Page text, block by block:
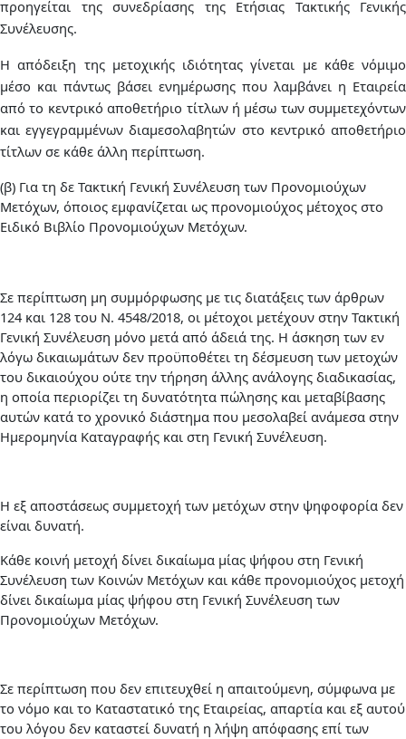
προηγείται της συνεδρίασης της Ετήσιας Τακτικής Γενικής
Συνέλευσης.
Η απόδειξη της μετοχικής ιδιότητας γίνεται με κάθε νόμιμο
μέσο και πάντως βάσει ενημέρωσης που λαμβάνει η Εταιρεία
από το κεντρικό αποθετήριο τίτλων ή μέσω των συμμετεχόντων
και εγγεγραμμένων διαμεσολαβητών στο κεντρικό αποθετήριο
τίτλων σε κάθε άλλη περίπτωση.
(β) Για τη δε Τακτική Γενική Συνέλευση των Προνομιούχων
Μετόχων, όποιος εμφανίζεται ως προνομιούχος μέτοχος στο
Ειδικό Βιβλίο Προνομιούχων Μετόχων.
Σε περίπτωση μη συμμόρφωσης με τις διατάξεις των άρθρων
124 και 128 του Ν. 4548/2018, οι μέτοχοι μετέχουν στην Τακτική
Γενική Συνέλευση μόνο μετά από άδειά της. Η άσκηση των εν
λόγω δικαιωμάτων δεν προϋποθέτει τη δέσμευση των μετοχών
του δικαιούχου ούτε την τήρηση άλλης ανάλογης διαδικασίας,
η οποία περιορίζει τη δυνατότητα πώλησης και μεταβίβασης
αυτών κατά το χρονικό διάστημα που μεσολαβεί ανάμεσα στην
Ημερομηνία Καταγραφής και στη Γενική Συνέλευση.
Η εξ αποστάσεως συμμετοχή των μετόχων στην ψηφοφορία δεν
είναι δυνατή.
Κάθε κοινή μετοχή δίνει δικαίωμα μίας ψήφου στη Γενική
Συνέλευση των Κοινών Μετόχων και κάθε προνομιούχος μετοχή
δίνει δικαίωμα μίας ψήφου στη Γενική Συνέλευση των
Προνομιούχων Μετόχων.
Σε περίπτωση που δεν επιτευχθεί η απαιτούμενη, σύμφωνα με
το νόμο και το Καταστατικό της Εταιρείας, απαρτία και εξ αυτού
του λόγου δεν καταστεί δυνατή η λήψη απόφασης επί των